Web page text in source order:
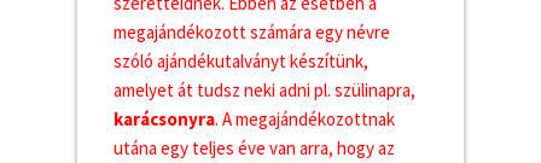
megajándékozott számára egy névre
szóló ajándékutalványt készítünk,
amelyet át tudsz neki adni pl. szülinapra,
karácsonyra. A megajándékozottnak
utána egy teljes éve van arra, hogy az